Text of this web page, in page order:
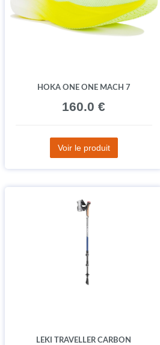
HOKA ONE ONE MACH 7
160.0 €
Voir le produit
LEKI TRAVELLER CARBON